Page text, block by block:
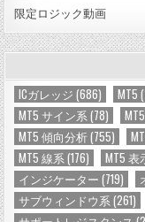
限定ロジック動画
ICガレッジ (686) MT5
MT5 サイン系 (78)
MT5 傾向分析(755)
MT5 線系 (176) MT5 表
インジケーター (719)
サブウィンドウ系 (261)